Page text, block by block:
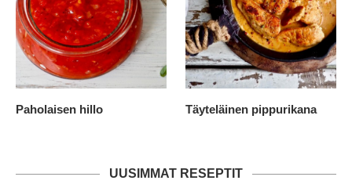
Paholaisen hillo Täyteläinen pippurikana
UUSIMMAT RESEPTIT